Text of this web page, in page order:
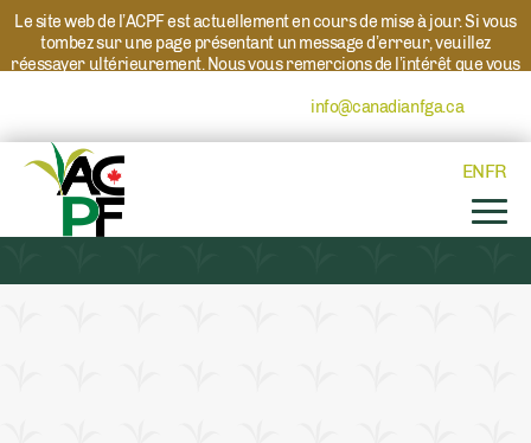
Le site web de l’ACPF est actuellement en cours de mise à jour. Si vous
tombez sur une page présentant un message d’erreur, veuillez
réessayer ultérieurement. Nous vous remercions de l’intérêt que vous
info@canadianfga.caet nous
ENFR